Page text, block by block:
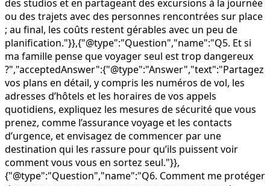
des studios et en partageant des excursions à la journée
ou des trajets avec des personnes rencontrées sur place
; au final, les coûts restent gérables avec un peu de
planification."}},{"@type":"Question","name":"Q5. Et si
ma famille pense que voyager seul est trop dangereux
?","acceptedAnswer":{"@type":"Answer","text":"Partagez
vos plans en détail, y compris les numéros de vol, les
adresses d’hôtels et les horaires de vos appels
quotidiens, expliquez les mesures de sécurité que vous
prenez, comme l’assurance voyage et les contacts
d’urgence, et envisagez de commencer par une
destination qui les rassure pour qu’ils puissent voir
comment vous vous en sortez seul."}},
{"@type":"Question","name":"Q6. Comment me protéger